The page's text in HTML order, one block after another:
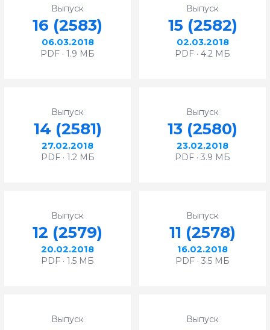
Выпуск
16 (2583)
06.03.2018
PDF · 1.9 МБ
Выпуск
15 (2582)
02.03.2018
PDF · 4.2 МБ
Выпуск
14 (2581)
27.02.2018
PDF · 1.2 МБ
Выпуск
13 (2580)
23.02.2018
PDF · 3.9 МБ
Выпуск
12 (2579)
20.02.2018
PDF · 1.5 МБ
Выпуск
11 (2578)
16.02.2018
PDF · 3.5 МБ
Выпуск Выпуск